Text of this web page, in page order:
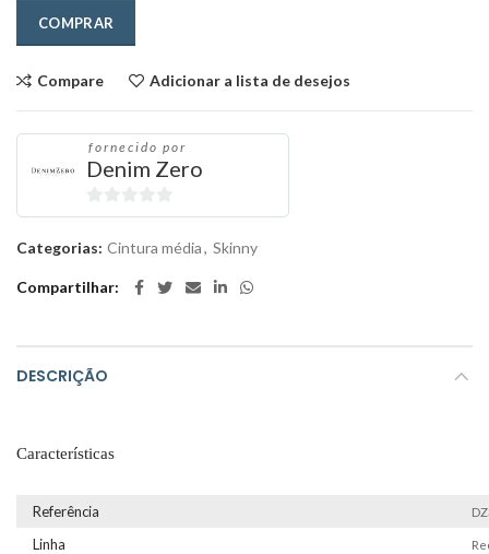
COMPRAR
Compare Adicionar a lista de desejos
fornecido por
Denim Zero
0
5
Categorias: Cintura média, Skinny
Compartilhar
DESCRIÇÃO
Características
Referência
Linha